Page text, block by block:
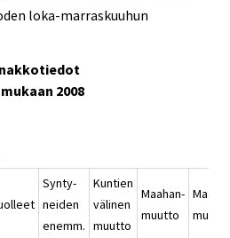
loka-marraskuuhun
2008
Synty-
neiden
enemm.
Kuntien
välinen
muutto
Maahan-
muutto
muutto